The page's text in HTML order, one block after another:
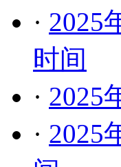
· 2025
时间
· 2025
· 2025